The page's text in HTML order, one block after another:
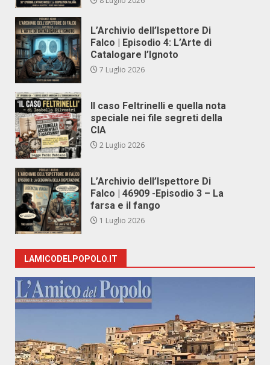
L’Archivio dell’Ispettore Di
Falco | Episodio 4: L’Arte di
Catalogare l’Ignoto
7 Luglio 2026
Il caso Feltrinelli e quella nota
speciale nei file segreti della
CIA
2 Luglio 2026
L’Archivio dell’Ispettore Di
Falco | 46909 -Episodio 3 – La
farsa e il fango
1 Luglio 2026
LAMICODELPOPOLO.IT